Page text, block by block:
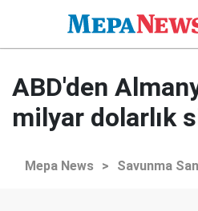
ABD'den
milyar dolarlık
Mepa News > Savunma